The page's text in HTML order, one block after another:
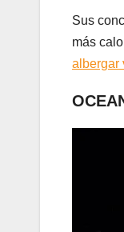
Sus
más
albergar